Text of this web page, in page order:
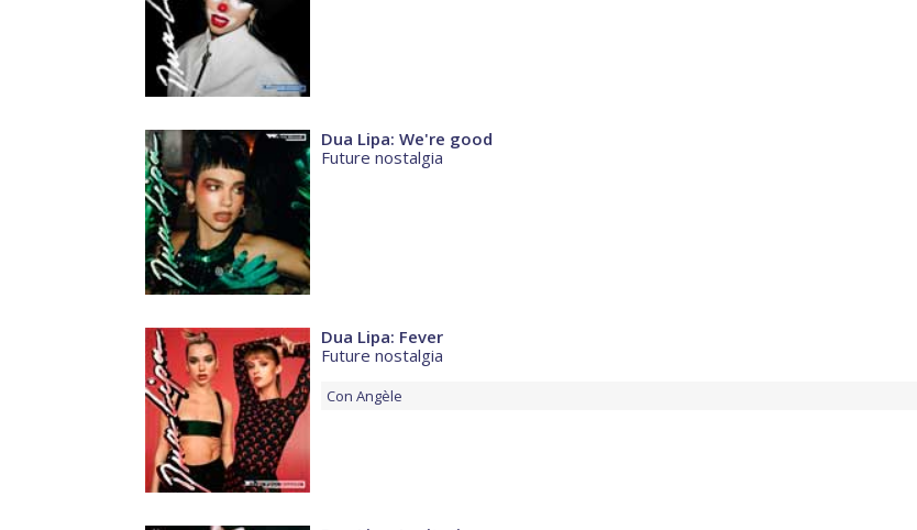
Dua Lipa: We're good
Future nostalgia
Dua Lipa: Fever
Future nostalgia
Con Angèle